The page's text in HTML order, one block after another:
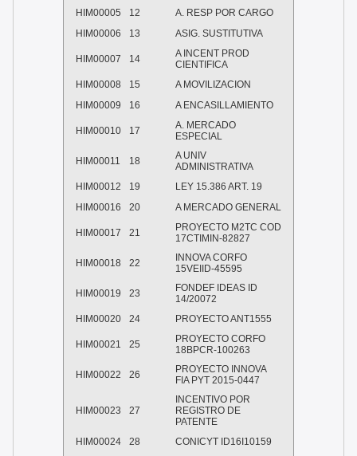
HIM00005
12
A. RESP POR CARGO
HIM00006
13 ASIG. SUSTITUTIVA
HIM00007 14
A INCENT PROD
CIENTIFICA
HIM00008
15
A MOVILIZACION
HIM00009
16 A ENCASILLAMIENTO
HIM00010 17
A. MERCADO
ESPECIAL
HIM00011 18
A UNIV
ADMINISTRATIVA
HIM00012
19
LEY 15.386 ART. 19
HIM00016
20 A MERCADO GENERAL
HIM00017 21
PROYECTO M2TC COD
17CTIMIN-82827
HIM00018 22
INNOVA CORFO
15VEIID-45595
HIM00019 23
FONDEF IDEAS ID
14/20072
HIM00020
24 PROYECTO ANT1555
HIM00021 25
PROYECTO CORFO
18BPCR-100263
HIM00022 26
PROYECTO INNOVA
FIA PYT 2015-0447
HIM00023 27
INCENTIVO POR
REGISTRO DE
PATENTE
HIM00024
28 CONICYT ID16I10159